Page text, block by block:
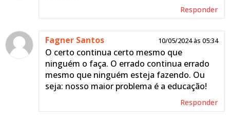
Responder
Fagner Santos 10/05/2024 às 05:34
O certo continua certo mesmo que
ninguém o faça. O errado continua errado
mesmo que ninguém esteja fazendo. Ou
seja: nosso maior problema é a educação!
Responder